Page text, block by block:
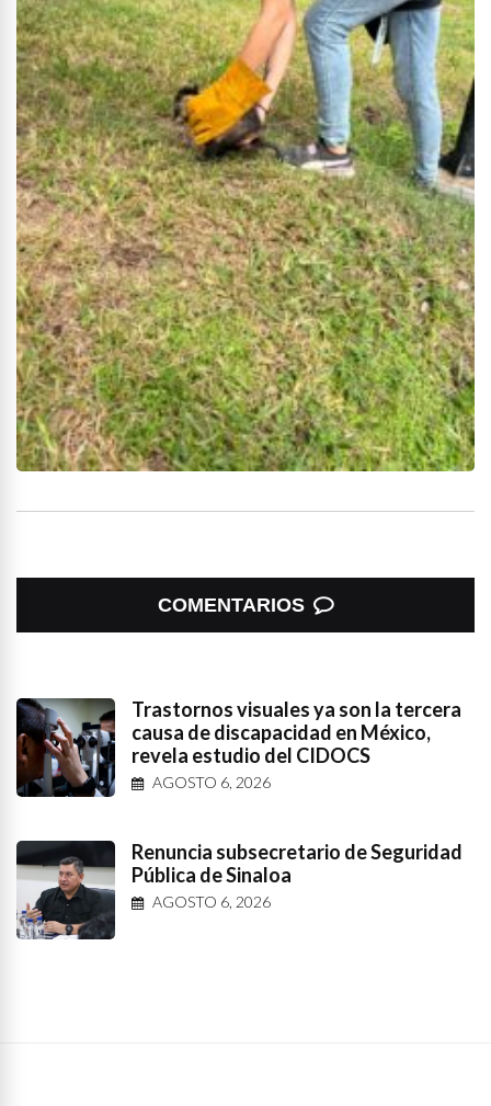
COMENTARIOS
Trastornos visuales ya son la tercera
causa de discapacidad en México,
revela estudio del CIDOCS
AGOSTO 6, 2026
Renuncia subsecretario de Seguridad
Pública de Sinaloa
AGOSTO 6, 2026